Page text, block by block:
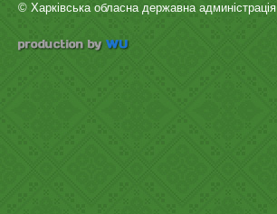
© Харківська обласна державна админістрація